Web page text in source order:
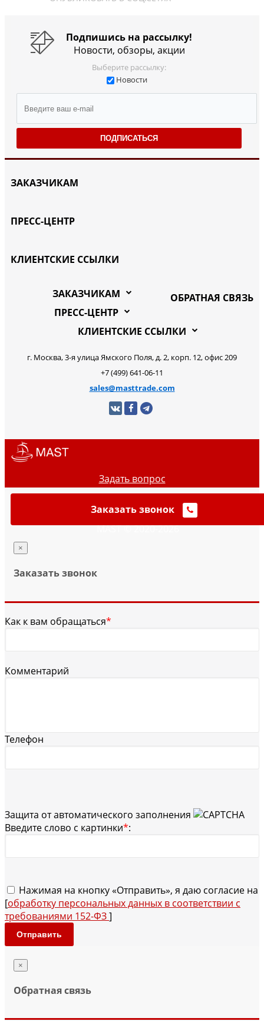
Подпишись на рассылку!
Новости, обзоры, акции
Выберите рассылку:
Новости
ПОДПИСАТЬСЯ
ЗАКАЗЧИКАМ
ПРЕСС-ЦЕНТР
КЛИЕНТСКИЕ ССЫЛКИ
ОБРАТНАЯ СВЯЗЬ
ЗАКАЗЧИКАМ
ПРЕСС-ЦЕНТР
КЛИЕНТСКИЕ ССЫЛКИ
г. Москва, 3-я улица Ямского Поля, д. 2, корп. 12, офис 209
+7 (499) 641-06-11
sales@masttrade.com
Задать вопрос
Заказать звонок
MAST © 2020-2026
×
Заказать звонок
Как к вам обращаться*
Комментарий
Телефон
Защита от автоматического заполнения
Введите слово с картинки*:
Нажимая на кнопку «Отправить», я даю согласие на
[обработку персональных данных в соответствии с
требованиями 152-ФЗ]
Отправить
×
Обратная связь